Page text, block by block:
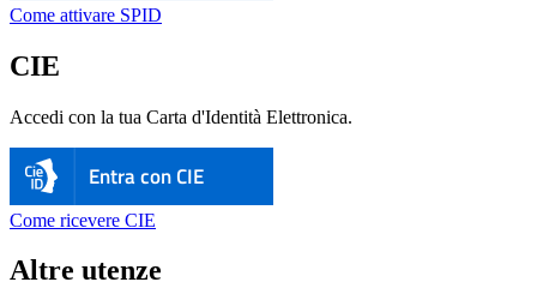
Come attivare SPID
CIE
Accedi con la tua Carta d'Identità Elettronica.
Entra con CIE
Come ricevere CIE
Altre utenze